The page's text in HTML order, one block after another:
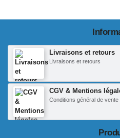
Livraisons et retours
Livraisons et retours
CGV & Mentions
Conditions général de vente